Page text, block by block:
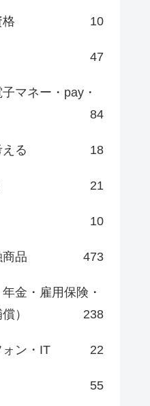
10
47
マネー・pay・
84
る 18
21
10
品 473
金・雇用保険・
）
238
ン・IT 22
55